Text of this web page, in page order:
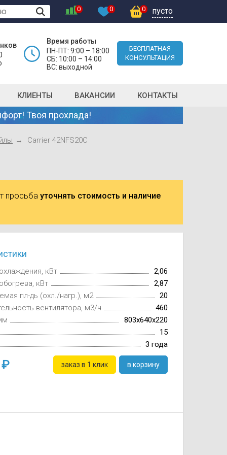
0 0 0 пусто
Время работы
ПН-ПТ: 9:00 – 18:00
СБ: 10:00 – 14:00
ВС: выходной
БЕСПЛАТНАЯ
КОНСУЛЬТАЦИЯ
КЛИЕНТЫ ВАКАНСИИ КОНТАКТЫ
Твоя прохлада!
Carrier 42NFS20C
просьба уточнять стоимость и наличие
кВт
2,06
кВт
2,87
пл-дь (охл./нагр.), м2
20
вентилятора, м3/ч
460
803x640x220
15
3 года
заказ в 1 клик в корзину